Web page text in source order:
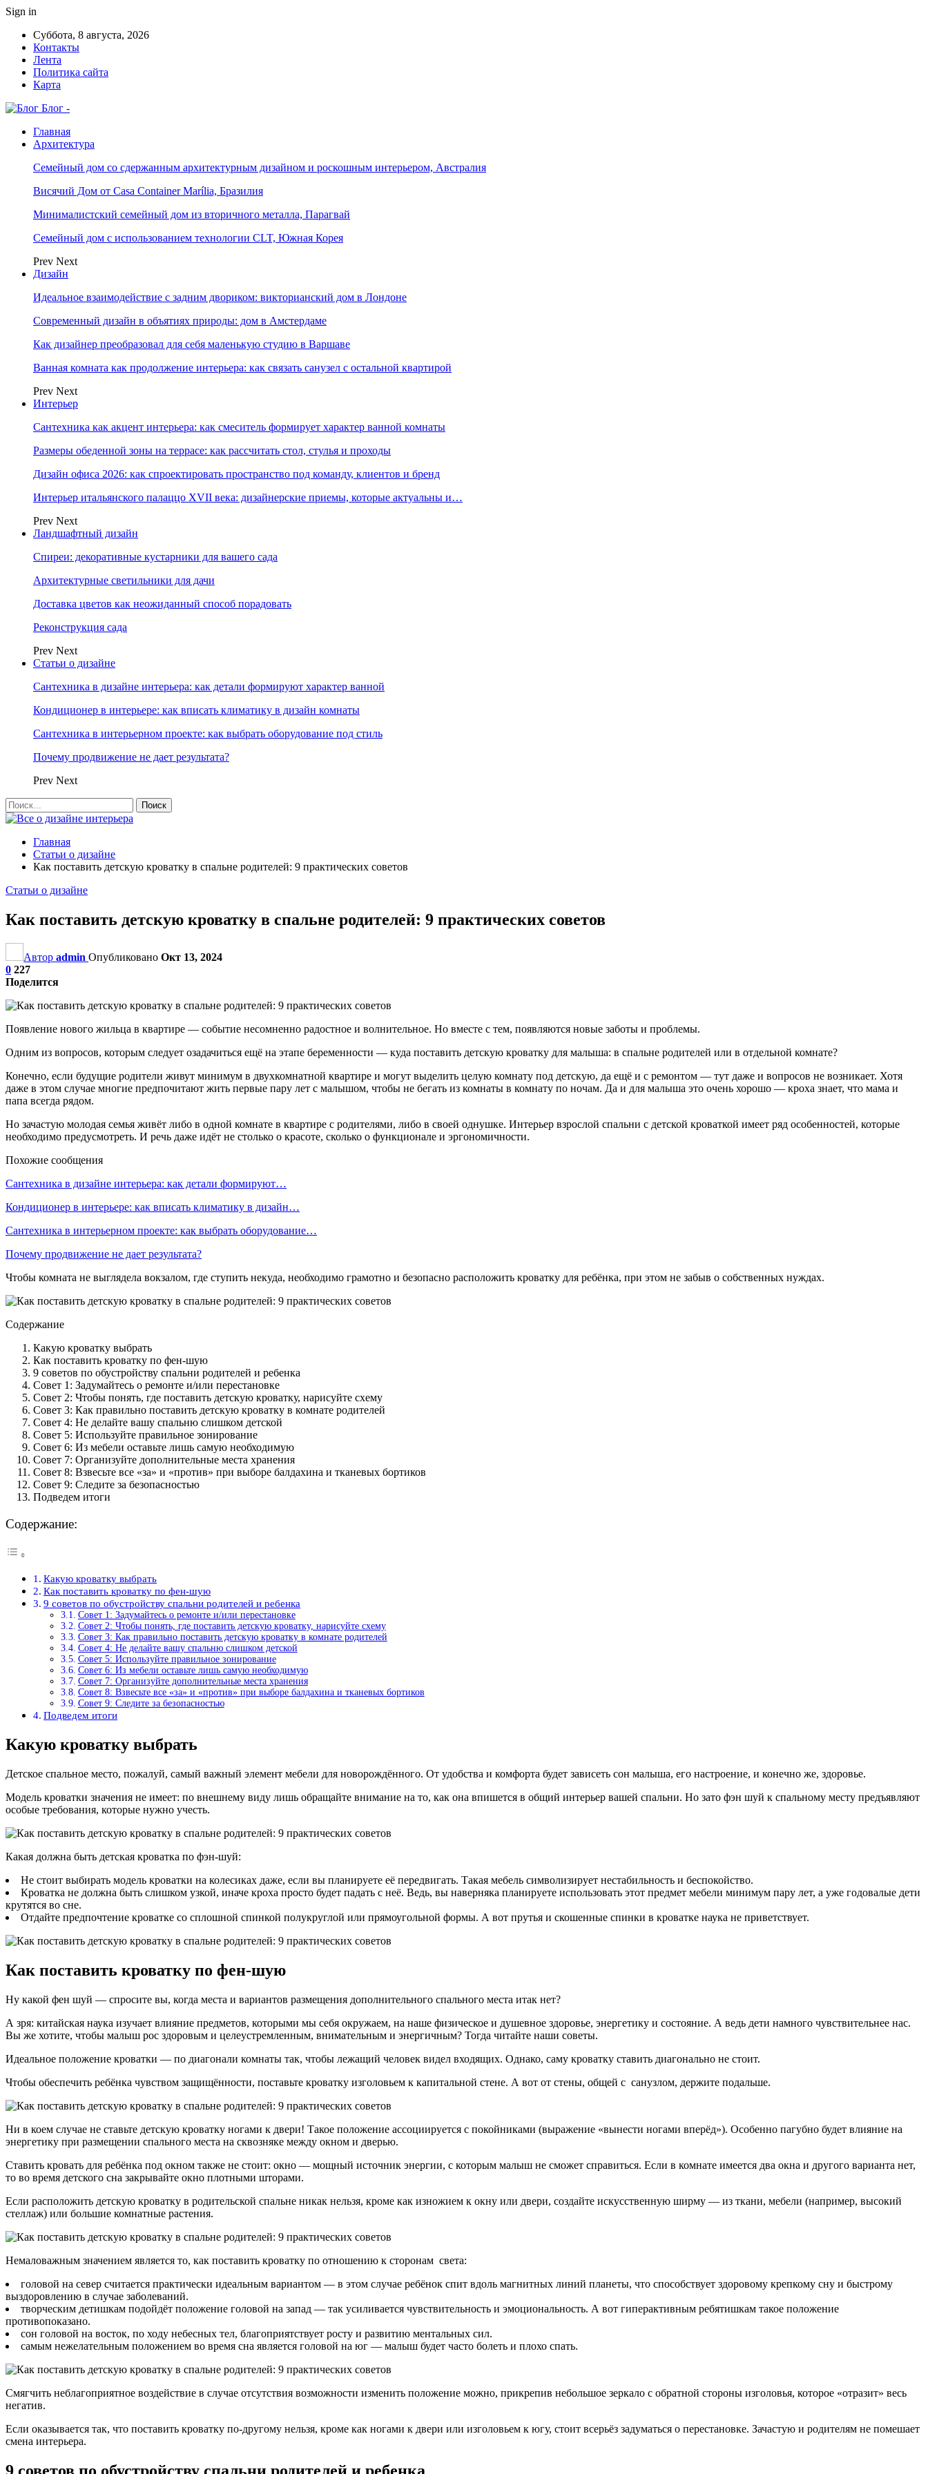
Sign in
Суббота, 8 августа, 2026
Контакты
Лента
Политика сайта
Карта
Блог -
Главная
Архитектура
Семейный дом со сдержанным архитектурным дизайном и роскошным интерьером, Австралия
Висячий Дом от Casa Container Marília, Бразилия
Минималистский семейный дом из вторичного металла, Парагвай
Семейный дом с использованием технологии CLT, Южная Корея
Prev Next
Дизайн
Идеальное взаимодействие с задним двориком: викторианский дом в Лондоне
Современный дизайн в объятиях природы: дом в Амстердаме
Как дизайнер преобразовал для себя маленькую студию в Варшаве
Ванная комната как продолжение интерьера: как связать санузел с остальной квартирой
Prev Next
Интерьер
Сантехника как акцент интерьера: как смеситель формирует характер ванной комнаты
Размеры обеденной зоны на террасе: как рассчитать стол, стулья и проходы
Дизайн офиса 2026: как спроектировать пространство под команду, клиентов и бренд
Интерьер итальянского палаццо XVII века: дизайнерские приемы, которые актуальны и…
Prev Next
Ландшафтный дизайн
Спиреи: декоративные кустарники для вашего сада
Архитектурные светильники для дачи
Доставка цветов как неожиданный способ порадовать
Реконструкция сада
Prev Next
Статьи о дизайне
Сантехника в дизайне интерьера: как детали формируют характер ванной
Кондиционер в интерьере: как вписать климатику в дизайн комнаты
Сантехника в интерьерном проекте: как выбрать оборудование под стиль
Почему продвижение не дает результата?
Prev Next
Главная
Статьи о дизайне
Как поставить детскую кроватку в спальне родителей: 9 практических советов
Статьи о дизайне
Как поставить детскую кроватку в спальне родителей: 9 практических советов
Автор admin Опубликовано Окт 13, 2024
0 227
Поделится
Появление нового жильца в квартире — событие несомненно радостное и волнительное. Но вместе с тем, появляются новые заботы и проблемы.
Одним из вопросов, которым следует озадачиться ещё на этапе беременности — куда поставить детскую кроватку для малыша: в спальне родителей или в отдельной комнате?
Конечно, если будущие родители живут минимум в двухкомнатной квартире и могут выделить целую комнату под детскую, да ещё и с ремонтом — тут даже и вопросов не возникает. Хотя
даже в этом случае многие предпочитают жить первые пару лет с малышом, чтобы не бегать из комнаты в комнату по ночам. Да и для малыша это очень хорошо — кроха знает, что мама и
папа всегда рядом.
Но зачастую молодая семья живёт либо в одной комнате в квартире с родителями, либо в своей однушке. Интерьер взрослой спальни с детской кроваткой имеет ряд особенностей, которые
необходимо предусмотреть. И речь даже идёт не столько о красоте, сколько о функционале и эргономичности.
Похожие сообщения
Сантехника в дизайне интерьера: как детали формируют…
Кондиционер в интерьере: как вписать климатику в дизайн…
Сантехника в интерьерном проекте: как выбрать оборудование…
Почему продвижение не дает результата?
Чтобы комната не выглядела вокзалом, где ступить некуда, необходимо грамотно и безопасно расположить кроватку для ребёнка, при этом не забыв о собственных нуждах.
Содержание
Какую кроватку выбрать
Как поставить кроватку по фен-шую
9 советов по обустройству спальни родителей и ребенка
Совет 1: Задумайтесь о ремонте и/или перестановке
Совет 2: Чтобы понять, где поставить детскую кроватку, нарисуйте схему
Совет 3: Как правильно поставить детскую кроватку в комнате родителей
Совет 4: Не делайте вашу спальню слишком детской
Совет 5: Используйте правильное зонирование
Совет 6: Из мебели оставьте лишь самую необходимую
Совет 7: Организуйте дополнительные места хранения
Совет 8: Взвесьте все «за» и «против» при выборе балдахина и тканевых бортиков
Совет 9: Следите за безопасностью
Подведем итоги
Содержание:
Какую кроватку выбрать
Как поставить кроватку по фен-шую
9 советов по обустройству спальни родителей и ребенка
Совет 1: Задумайтесь о ремонте и/или перестановке
Совет 2: Чтобы понять, где поставить детскую кроватку, нарисуйте схему
Совет 3: Как правильно поставить детскую кроватку в комнате родителей
Совет 4: Не делайте вашу спальню слишком детской
Совет 5: Используйте правильное зонирование
Совет 6: Из мебели оставьте лишь самую необходимую
Совет 7: Организуйте дополнительные места хранения
Совет 8: Взвесьте все «за» и «против» при выборе балдахина и тканевых бортиков
Совет 9: Следите за безопасностью
Подведем итоги
Какую кроватку выбрать
Детское спальное место, пожалуй, самый важный элемент мебели для новорождённого. От удобства и комфорта будет зависеть сон малыша, его настроение, и конечно же, здоровье.
Модель кроватки значения не имеет: по внешнему виду лишь обращайте внимание на то, как она впишется в общий интерьер вашей спальни. Но зато фэн шуй к спальному месту предъявляют
особые требования, которые нужно учесть.
Какая должна быть детская кроватка по фэн-шуй:
Не стоит выбирать модель кроватки на колесиках даже, если вы планируете её передвигать. Такая мебель символизирует нестабильность и беспокойство.
Кроватка не должна быть слишком узкой, иначе кроха просто будет падать с неё. Ведь, вы наверняка планируете использовать этот предмет мебели минимум пару лет, а уже годовалые дети
крутятся во сне.
Отдайте предпочтение кроватке со сплошной спинкой полукруглой или прямоугольной формы. А вот прутья и скошенные спинки в кроватке наука не приветствует.
Как поставить кроватку по фен-шую
Ну какой фен шуй — спросите вы, когда места и вариантов размещения дополнительного спального места итак нет?
А зря: китайская наука изучает влияние предметов, которыми мы себя окружаем, на наше физическое и душевное здоровье, энергетику и состояние. А ведь дети намного чувствительнее нас.
Вы же хотите, чтобы малыш рос здоровым и целеустремленным, внимательным и энергичным? Тогда читайте наши советы.
Идеальное положение кроватки — по диагонали комнаты так, чтобы лежащий человек видел входящих. Однако, саму кроватку ставить диагонально не стоит.
Чтобы обеспечить ребёнка чувством защищённости, поставьте кроватку изголовьем к капитальной стене. А вот от стены, общей с санузлом, держите подальше.
Ни в коем случае не ставьте детскую кроватку ногами к двери! Такое положение ассоциируется с покойниками (выражение «вынести ногами вперёд»). Особенно пагубно будет влияние на
энергетику при размещении спального места на сквозняке между окном и дверью.
Ставить кровать для ребёнка под окном также не стоит: окно — мощный источник энергии, с которым малыш не сможет справиться. Если в комнате имеется два окна и другого варианта нет,
то во время детского сна закрывайте окно плотными шторами.
Если расположить детскую кроватку в родительской спальне никак нельзя, кроме как изножием к окну или двери, создайте искусственную ширму — из ткани, мебели (например, высокий
стеллаж) или большие комнатные растения.
Немаловажным значением является то, как поставить кроватку по отношению к сторонам света:
головой на север считается практически идеальным вариантом — в этом случае ребёнок спит вдоль магнитных линий планеты, что способствует здоровому крепкому сну и быстрому
выздоровлению в случае заболеваний.
творческим детишкам подойдёт положение головой на запад — так усиливается чувствительность и эмоциональность. А вот гиперактивным ребятишкам такое положение
противопоказано.
сон головой на восток, по ходу небесных тел, благоприятствует росту и развитию ментальных сил.
самым нежелательным положением во время сна является головой на юг — малыш будет часто болеть и плохо спать.
Смягчить неблагоприятное воздействие в случае отсутствия возможности изменить положение можно, прикрепив небольшое зеркало с обратной стороны изголовья, которое «отразит» весь
негатив.
Если оказывается так, что поставить кроватку по-другому нельзя, кроме как ногами к двери или изголовьем к югу, стоит всерьёз задуматься о перестановке. Зачастую и родителям не помешает
смена интерьера.
9 советов по обустройству спальни родителей и ребенка